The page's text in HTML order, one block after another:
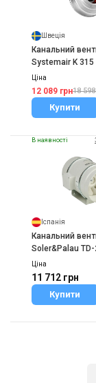
Швеція
Канальний
Systemair K 315
Ціна
12 089 грн18
Купити
В наявності
Іспанія
Канальний
Soler&Palau
Ціна
11 712 грн
Купити